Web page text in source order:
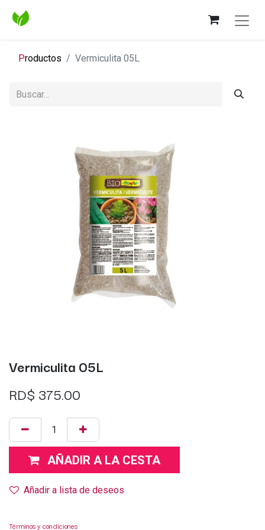
Productos Vermiculita 05L
Vermiculita 05L
RD$ 375.00
AÑADIR A LA CESTA
Añadir a lista de deseos
Términos y condiciones